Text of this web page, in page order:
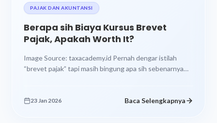
PAJAK DAN AKUNTANSI
Berapa sih Biaya Kursus Brevet
Pajak, Apakah Worth It?
Image Source: taxacademy.id Pernah dengar istilah
“brevet pajak” tapi masih bingung apa sih sebenarnya
23 Jan 2026 Baca Selengkapnya